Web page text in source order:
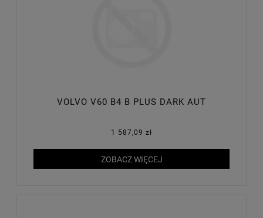
VOLVO V60 B4 B PLUS DARK AUT
1 587,09 zł
ZOBACZ WIĘCEJ